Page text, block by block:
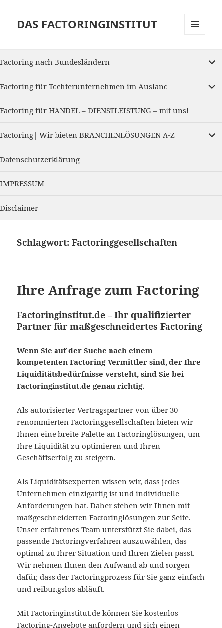
DAS FACTORINGINSTITUT
Factoring nach Bundesländern
child
Factoring für Tochterunternehmen im Ausland
child
Factoring für HANDEL – DIENSTLEISTUNG – mit uns!
Factoring| Wir bieten BRANCHENLÖSUNGEN A-Z
child
Datenschutzerklärung
IMPRESSUM
Disclaimer
Schlagwort:Factoringgesellschaften
Ihre Anfrage zum Factoring
Factoringinstitut.de – Ihr qualifizierter
Partner für maßgeschneidertes Factoring
Wenn Sie auf der Suche nach einem
kompetenten Factoring-Vermittler sind, der Ihre
Liquiditätsbedürfnisse versteht, sind Sie bei
Factoringinstitut.de genau richtig.
Als autorisierter Vertragspartner von über 30
renommierten Factoringgesellschaften bieten wir
Ihnen eine breite Palette an Factoringlösungen, um
Ihre Liquidität zu optimieren und Ihren
Geschäftserfolg zu steigern.
Als Liquiditätsexperten wissen wir, dass jedes
Unternehmen einzigartig ist und individuelle
Anforderungen hat. Daher stehen wir Ihnen mit
maßgeschneiderten Factoringlösungen zur Seite.
Unser erfahrenes Team unterstützt Sie dabei, das
passende Factoringverfahren auszuwählen, das
optimal zu Ihrer Situation und Ihren Zielen passt.
Wir nehmen Ihnen den Aufwand ab und sorgen
dafür, dass der Factoringprozess für Sie ganz einfach
und reibungslos abläuft.
Mit Factoringinstitut.de können Sie kostenlos
Factoring-Angebote anfordern und sich einen